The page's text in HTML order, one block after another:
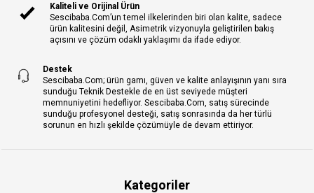
Kaliteli ve Orijinal Ürün
Sescibaba.Com’un temel ilkelerinden biri olan kalite, sadece
ürün kalitesini değil, Asimetrik vizyonuyla geliştirilen bakış
açısını ve çözüm odaklı yaklaşımı da ifade ediyor.
Destek
Sescibaba.Com; ürün gamı, güven ve kalite anlayışının yanı sıra
sunduğu Teknik Destekle de en üst seviyede müşteri
memnuniyetini hedefliyor. Sescibaba.Com, satış sürecinde
sunduğu profesyonel desteği, satış sonrasında da her türlü
sorunun en hızlı şekilde çözümüyle de devam ettiriyor.
Kategoriler